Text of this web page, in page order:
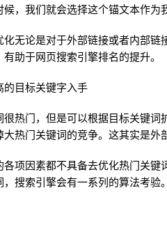
，我们就会选择这个锚文本作为
论是对于外部链接或者内部链
助于网页搜索引擎排名的提升。
目标关键字入手
门，但是可以根据目标关键词
大热门关键词的竞争。这其实是外
各项因素都不具备去优化热门关
搜索引擎会有一系列的算法考验